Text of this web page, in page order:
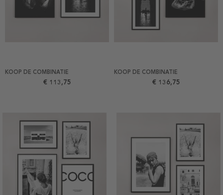
KOOP DE COMBINATIE
€ 113,75
KOOP DE COMBINATIE
€ 136,75